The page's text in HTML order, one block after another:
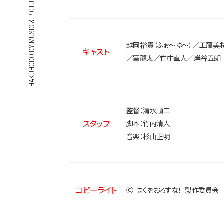
HAKUHODO DY MUSIC & PICTURES キャスト
越岡裕貴（ふぉ～ゆ～）／工藤
／室龍太／竹中直人／岸谷五朗
スタッフ
監督：清水順二
脚本：竹内清人
音楽：杉山正明
コピーライト Ⓒ「まくをおろすな！」製作委員会